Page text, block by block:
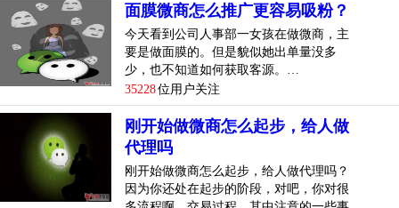
面膜微商怎么推广更容易吸粉？
今天看到公司人事部一女孩在做微商，主
要是做面膜的。但是貌似她出单量没多
少，也不知道如何获取客源。…
35228位用户关注
刚开始做微商怎么起步，给人做
代理吗
刚开始做微商怎么起步，给人做代理吗？
因为你还处在起步的阶段，对吧，你对很